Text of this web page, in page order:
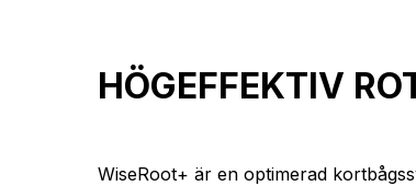
HÖGEFFEKTIV
WiseRoot+ är en optimerad